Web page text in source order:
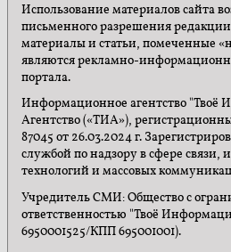
Использование материалов сайта
письменного разрешения
материалы и статьи, помеченные
являются рекламно-
портала.
Информационное агентство "Твоё
Агентство («ТИА»),
87045 от 26.03.2024 г.
службой по надзору в сфере
технологий и массовых
Учредитель СМИ: Общество с
ответственностью "Твоё
6950001525/КПП 695001001).